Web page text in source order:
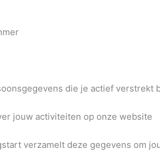
die je actief
jouw activiteiten op onze website
verzamelt deze gegevens om